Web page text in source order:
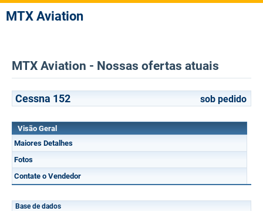
MTX Aviation
MTX Aviation - Nossas ofertas atuais
Cessna 152 sob pedido
Visão Geral
Maiores Detalhes
Fotos
Contate o Vendedor
Base de dados